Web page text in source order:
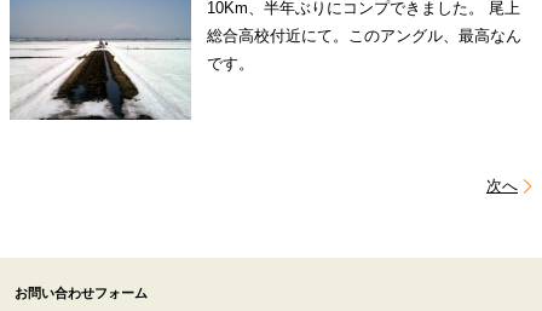
10Km、半年ぶりにコンプできました。 尾上
総合高校付近にて。このアングル、最高なん
です。
次へ
お問い合わせフォーム